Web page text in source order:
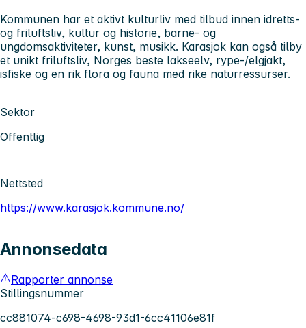
Kommunen har et aktivt kulturliv med tilbud innen idretts-
og friluftsliv, kultur og historie, barne- og
ungdomsaktiviteter, kunst, musikk. Karasjok kan også tilby
et unikt friluftsliv, Norges beste lakseelv, rype-/elgjakt,
isfiske og en rik flora og fauna med rike naturressurser.
Sektor
Offentlig
Nettsted
https://www.karasjok.kommune.no/
Annonsedata
Rapporter annonse
Stillingsnummer
cc881074-c698-4698-93d1-6cc41106e81f